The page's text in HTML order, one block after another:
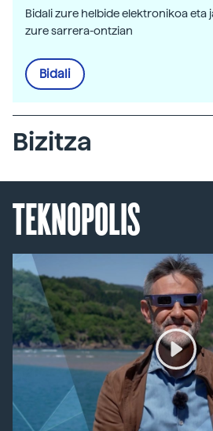
Bidali zure helbide elektronikoa eta
zure sarrera-ontzian
Bidali
Bizitza
TEKNOPOLIS